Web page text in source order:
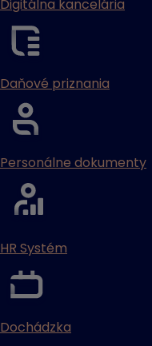
Digitálna kancelária
Daňové priznania
Personálne dokumenty
HR Systém
Dochádzka